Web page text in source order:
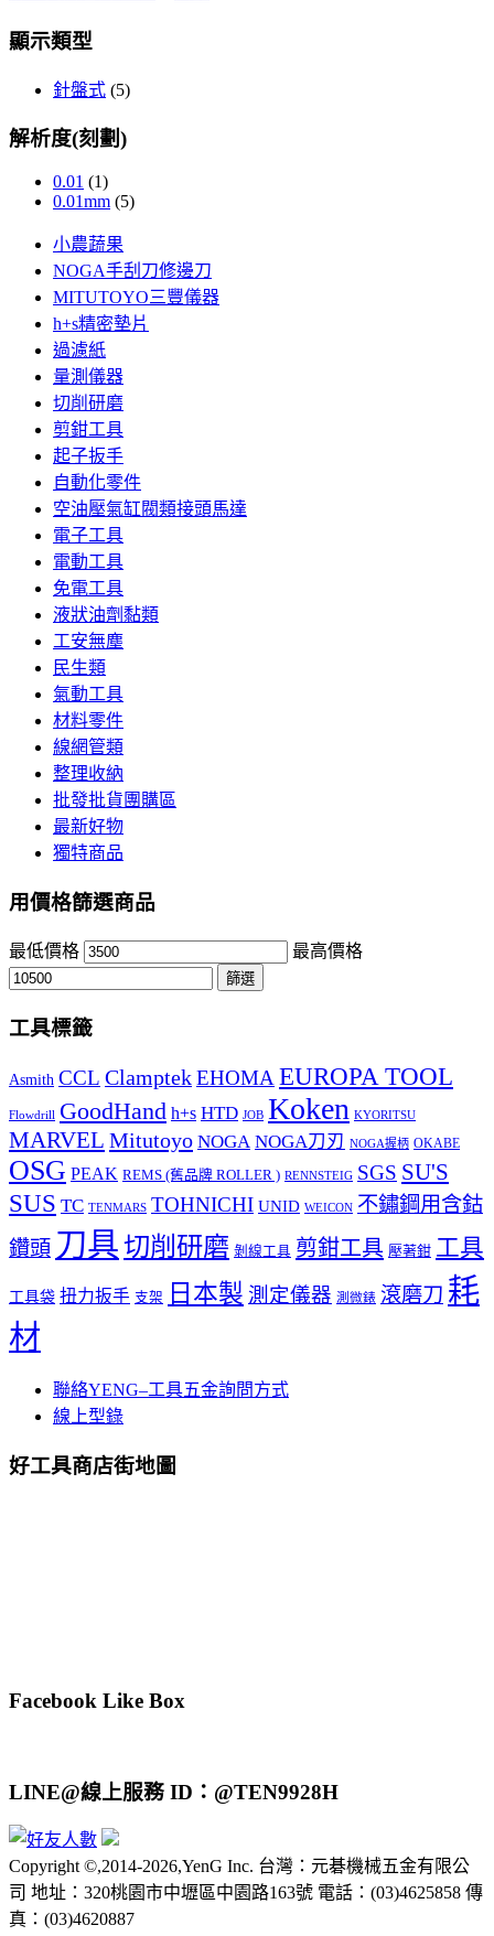
顯示類型
針盤式 (5)
解析度(刻劃)
0.01 (1)
0.01mm (5)
小農蔬果
NOGA手刮刀修邊刀
MITUTOYO三豐儀器
h+s精密墊片
過濾紙
量測儀器
切削研磨
剪鉗工具
起子扳手
自動化零件
空油壓氣缸閥類接頭馬達
電子工具
電動工具
免電工具
液狀油劑黏類
工安無塵
民生類
氣動工具
材料零件
線網管類
整理收納
批發批貨團購區
最新好物
獨特商品
用價格篩選商品
最低價格 最高價格
篩選
工具標籤
Asmith CCL ClamptekEHOMA EUROPA TOOL
Flowdrill GoodHand h+s HTD JOB Koken KYORITSU
MARVEL Mitutoyo NOGA NOGA刀刃 NOGA握柄 OKABE
OSG PEAK REMS (舊品牌 ROLLER ) RENNSTEIG SGS SU'S
SUS TC TENMARS TOHNICHI UNID WEICON 不鏽鋼用含鈷
鑽頭 刀具切削研磨 剝線工具 剪鉗工具 壓著鉗 工具
工具袋 扭力扳手 支架 日本製 測定儀器 測微錶 滾磨刀 耗
材
聯絡YENG–工具五金詢問方式
線上型錄
好工具商店街地圖
Facebook Like Box
LINE@線上服務 ID：@TEN9928H
Copyright ©,2014-2026,YenG Inc. 台灣：元碁機械五金有限公
司 地址：320桃園市中壢區中園路163號 電話：(03)4625858 傳
真：(03)4620887